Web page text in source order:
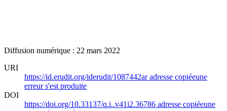
Diffusion numérique : 22 mars 2022
URI
https://id.erudit.org/iderudit/1087442aradresse copiéeune
erreur s'est produite
DOI
https://doi.org/10.33137/q.i..v41i2.36786 adresse copiéeune